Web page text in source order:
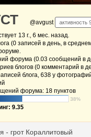
@avgust активность
13 г., 6 мес. назад.
(0 записей в день, в
форума (0.03 сообщений в
блогов (0 комментарий в
блога, 638 у
форума: 18 пунктов
38%
9.35
- грот Кораллитовый